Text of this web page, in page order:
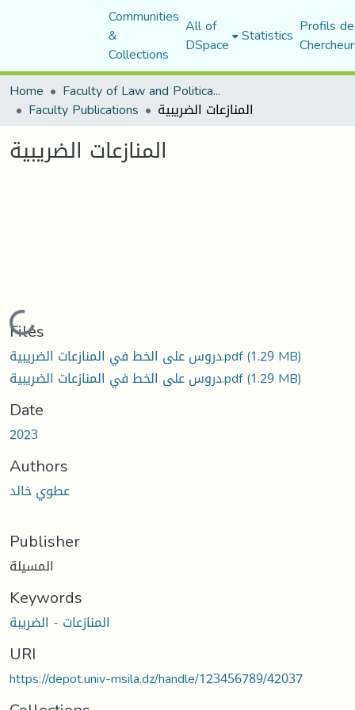
Communities
&
Collections
All of
DSpace Statistics Profils
Home
Faculty of Law and Political Science
Faculty Publications المنازعات الضريبية
المنازعات الضريبية
Loading...
Files
دروس على الخط في المنازعات الضريبية.pdf(1.29 MB)
دروس على الخط في المنازعات الضريبية.pdf(1.29 MB)
Date
2023
Authors
عطوي خالد
Publisher
المسيلة
Keywords
المنازعات - الضريبة
URI
https://depot.univ-msila.dz/handle/123456789/42037